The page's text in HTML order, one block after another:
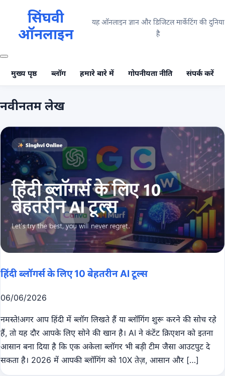
सिंघवी
ऑनलाइन
यह ऑनलाइन ज्ञान और डिजिटल मार्केटिंग की दुनिया
है
मुख्य पृष्ठ ब्लॉग हमारे बारे में गोपनीयता नीति संपर्क करें
नवीनतम लेख
हिंदी ब्लॉगर्स के लिए 10 बेहतरीन AI टूल्स
06/06/2026
नमस्ते!अगर आप हिंदी में ब्लॉग लिखते हैं या ब्लॉगिंग शुरू करने की सोच रहे
हैं, तो यह दौर आपके लिए सोने की खान है। AI ने कंटेंट क्रिएशन को इतना
आसान बना दिया है कि एक अकेला ब्लॉगर भी बड़ी टीम जैसा आउटपुट दे
सकता है। 2026 में आपकी ब्लॉगिंग को 10X तेज़, आसान और […]